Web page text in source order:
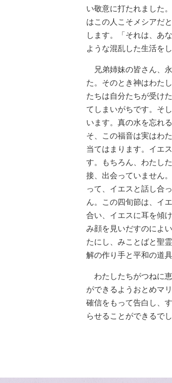
い敬意に打たれました
はこの人こそメシアだ
します。「それは、あ
ような混乱した生活を
兄弟姉妹の皆さん、
た。そのとき神はわた
たちは自分たちが受け
てしまいがちです。そ
います。真の水を忘れ
そ、この福音は実はわ
当てはまります。イエ
す。もちろん、わたし
接、出会っていません
って、イエスと話し合
ん。この四旬節は、イ
合い、イエスに耳を傾
み顔を見いだすのによ
たにし、みことばと聖
解の作り手と平和の道
わたしたちがつねに
ができるようおとめマ
確信をもって告白し、
らせることができるでし